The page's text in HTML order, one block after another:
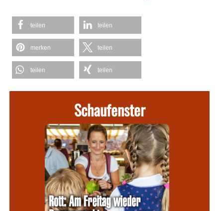
teilen teilen
merken teilen
teilen teilen
Schaufenster